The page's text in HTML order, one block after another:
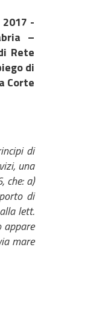
-
–
Rete
di
Corte
di
una
che: a)
di
lett.
appare
mare